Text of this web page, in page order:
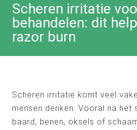
Scheren irritatie
behandelen: dit
razor burn
Scheren irritatie komt veel
mensen denken. Vooral na het
baard, benen, oksels of